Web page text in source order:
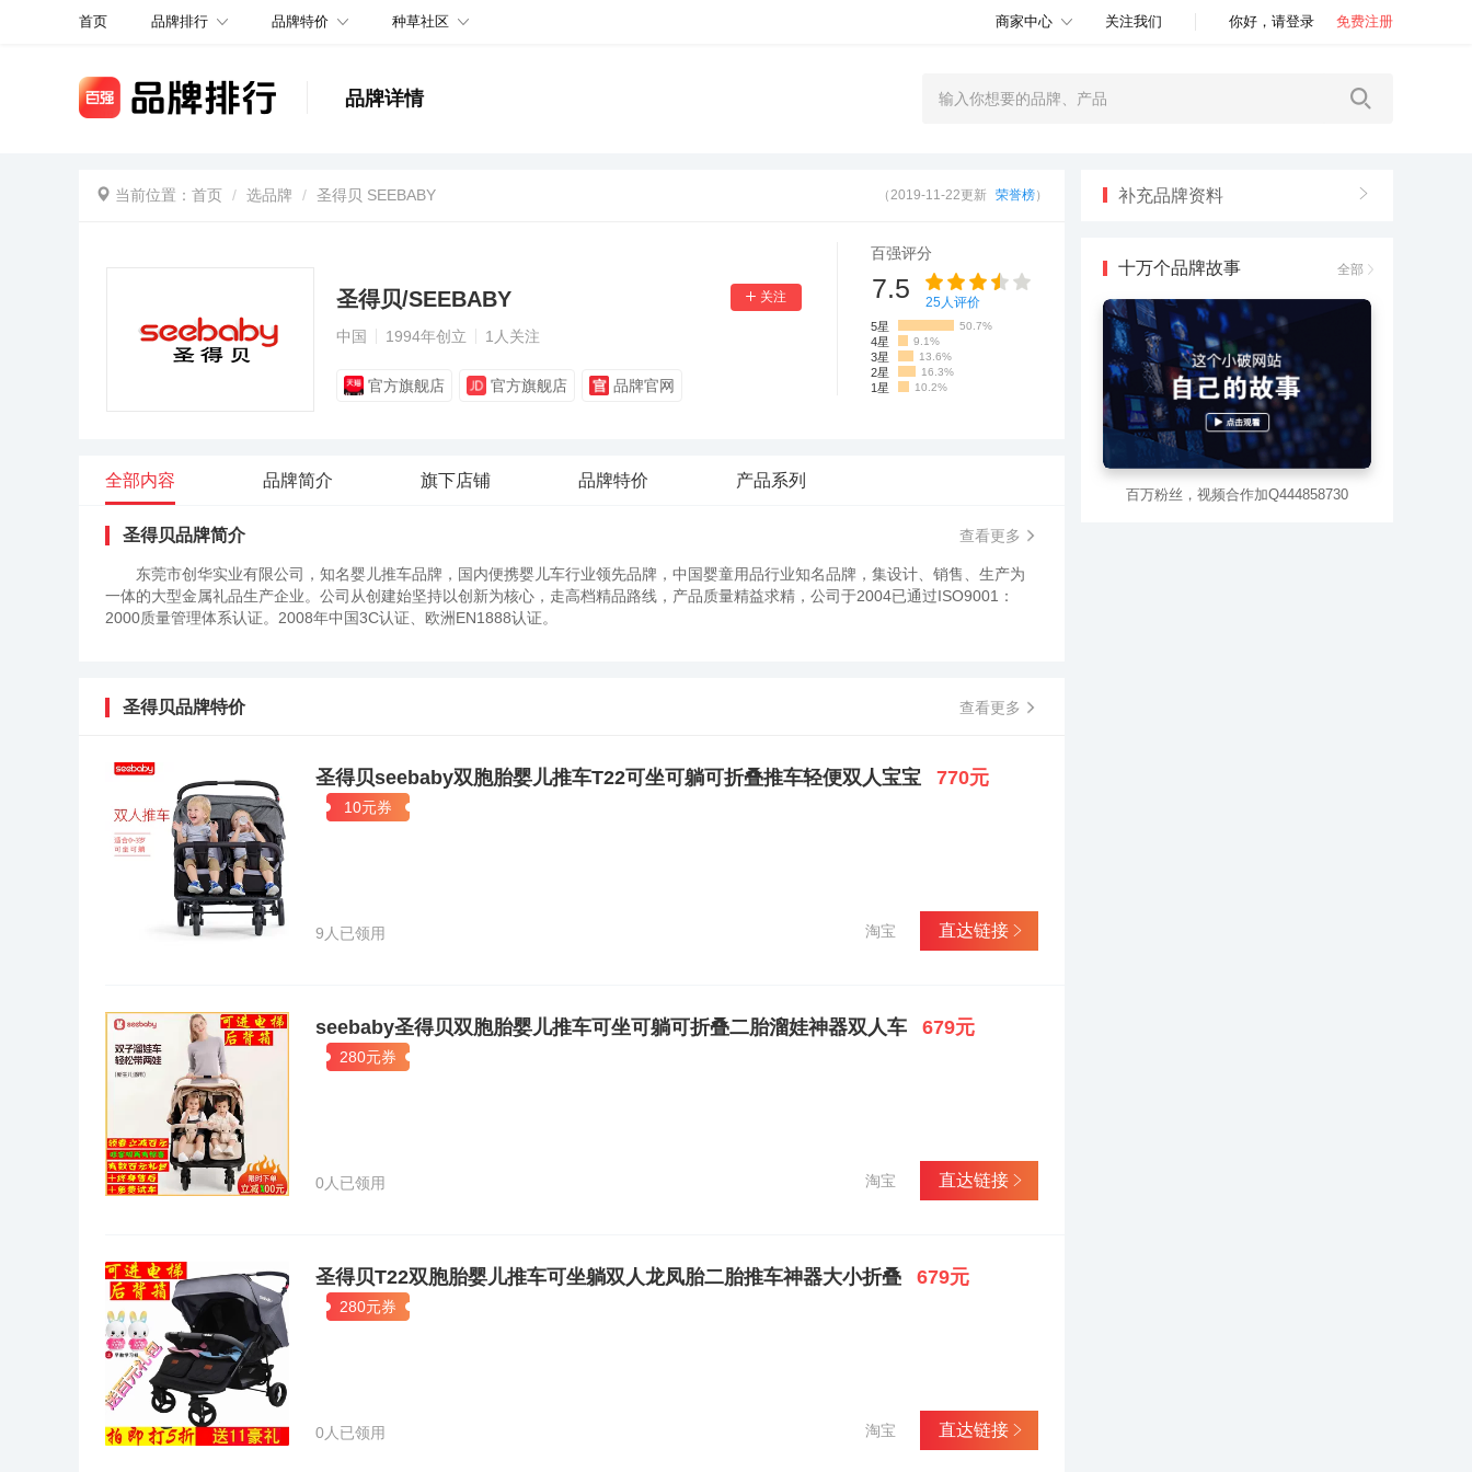
首页 品牌排行 品牌特价 种草社区 商家中心 关注我们 你好，请登录 免费注册
品牌详情
当前位置： 首页 选品牌 圣得贝 SEEBABY （2019-11-22更新 荣誉榜）
圣得贝/SEEBABY
中国 1994年创立 1 人关注
官方旗舰店 官方旗舰店 品牌官网
百强评分
7.5 25人评价
5星 50.7%
4星 9.1%
3星 13.6%
2星 16.3%
1星 10.2%
全部内容 品牌简介 旗下店铺 品牌特价 产品系列
圣得贝品牌简介 查看更多
东莞市创华实业有限公司，知名婴儿推车品牌，国内便携婴儿车行业领先品牌，中国婴童用品行业知名品牌，集设计、销售、生产为
一体的大型金属礼品生产企业。公司从创建始坚持以创新为核心，走高档精品路线，产品质量精益求精，公司于2004已通过ISO9001：
2000质量管理体系认证。2008年中国3C认证、欧洲EN1888认证。
圣得贝品牌特价 查看更多
圣得贝seebaby双胞胎婴儿推车T22可坐可躺可折叠推车轻便双人宝宝 770元
10元券
9人已领用 直达链接
淘宝
seebaby圣得贝双胞胎婴儿推车可坐可躺可折叠二胎溜娃神器双人车 679元
280元券
0人已领用 直达链接
淘宝
圣得贝T22双胞胎婴儿推车可坐躺双人龙凤胎二胎推车神器大小折叠 679元
280元券
0人已领用 直达链接
淘宝
补充品牌资料
十万个品牌故事 全部
百万粉丝，视频合作加Q444858730